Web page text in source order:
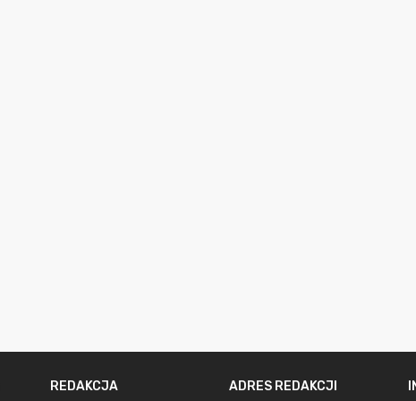
REDAKCJA ADRES REDAKCJI